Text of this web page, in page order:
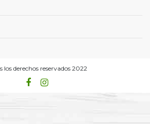
los derechos reservados 2022